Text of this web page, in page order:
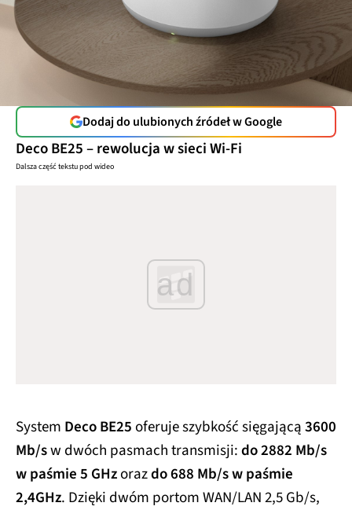
Dodaj do ulubionych źródeł w Google
Deco BE25 – rewolucja w sieci Wi-Fi
Dalsza część tekstu pod wideo
ad
System Deco BE25oferuje szybkość sięgającą3600
Mb/sw dwóch pasmach transmisji:do 2882 Mb/s
w paśmie 5 GHzorazdo 688 Mb/s w paśmie
2,4GHz. Dzięki dwóm portom WAN/LAN 2,5 Gb/s,